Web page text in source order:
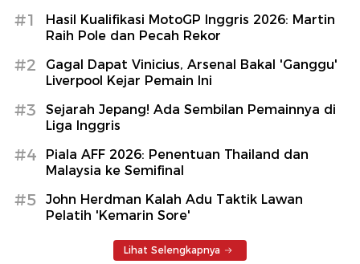
#1
Hasil Kualifikasi MotoGP Inggris 2026: Martin
Raih Pole dan Pecah Rekor
#2
Gagal Dapat Vinicius, Arsenal Bakal 'Ganggu'
Liverpool Kejar Pemain Ini
#3
Sejarah Jepang! Ada Sembilan Pemainnya di
Liga Inggris
#4
Piala AFF 2026: Penentuan Thailand dan
Malaysia ke Semifinal
#5
John Herdman Kalah Adu Taktik Lawan
Pelatih 'Kemarin Sore'
Lihat Selengkapnya